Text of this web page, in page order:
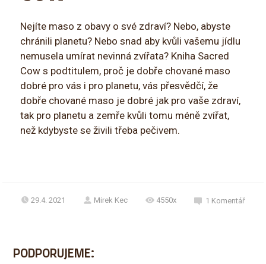
Nejíte maso z obavy o své zdraví? Nebo, abyste
chránili planetu? Nebo snad aby kvůli vašemu jídlu
nemusela umírat nevinná zvířata? Kniha Sacred
Cow s podtitulem, proč je dobře chované maso
dobré pro vás i pro planetu, vás přesvědčí, že
dobře chované maso je dobré jak pro vaše zdraví,
tak pro planetu a zemře kvůli tomu méně zvířat,
než kdybyste se živili třeba pečivem.
29.4. 2021 Mirek Kec 4550x 1 Komentář
PODPORUJEME: